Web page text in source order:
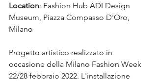
Location: Fashion Hub ADI Design
Museum, Piazza Compasso D'Oro,
Milano
Progetto artistico realizzato in
occasione della Milano Fashion Week
22/28 febbraio 2022. L'installazione